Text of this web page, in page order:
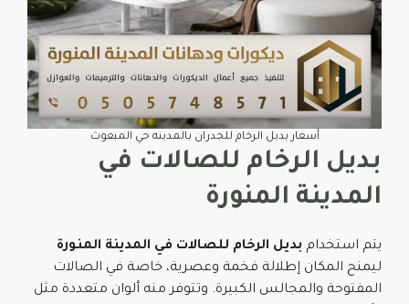
أسعار بديل الرخام للجدران بالمدينه حي المبعوث
بديل الرخام للصالات في
المدينة المنورة
يتم استخدام بديل الرخام للصالات في المدينة المنورة
ليمنح المكان إطلالة فخمة وعصرية، خاصة في الصالات
المفتوحة والمجالس الكبيرة. وتتوفر منه ألوان متعددة مثل